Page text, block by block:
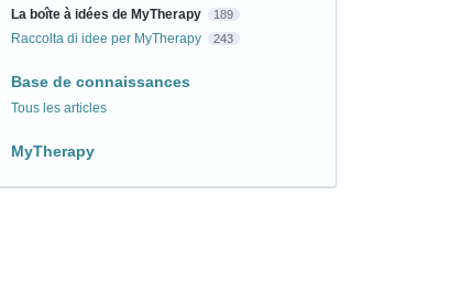
La boîte à idées de MyTherapy 189
Raccolta di idee per MyTherapy 243
Base de connaissances
Tous les articles
MyTherapy